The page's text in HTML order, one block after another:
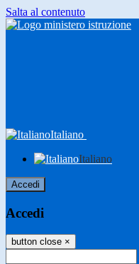
Salta al contenuto
Italiano
Italiano
Accedi
Accedi
button close ×